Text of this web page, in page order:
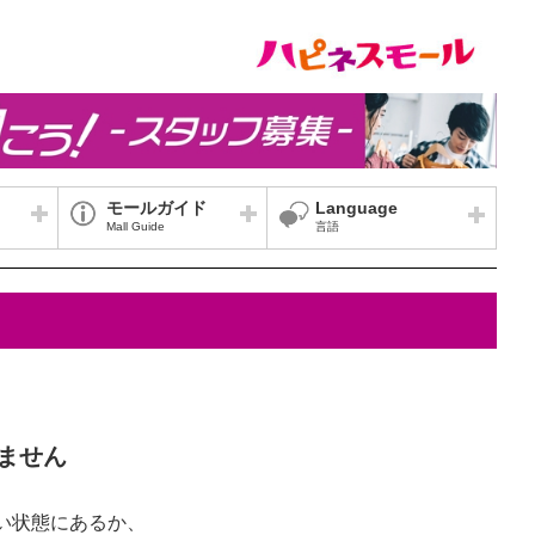
モールガイド
Mall Guide
Language
言語
せん
態にあるか、